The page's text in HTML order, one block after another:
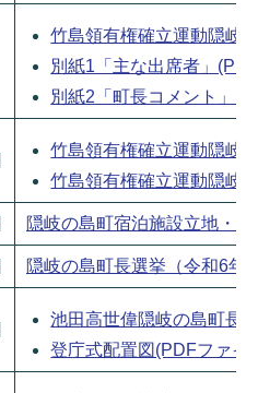
竹島領有権確立運動隠岐
別紙1「主な出席者」
別紙2「町長コメント」
竹島領有権確立運動隠岐
竹島領有権確立運動隠岐
隠岐の島町宿泊施設立地・
隠岐の島町長選挙（令和6年
池田高世偉隠岐の島町長
登庁式配置図(PDFファイ